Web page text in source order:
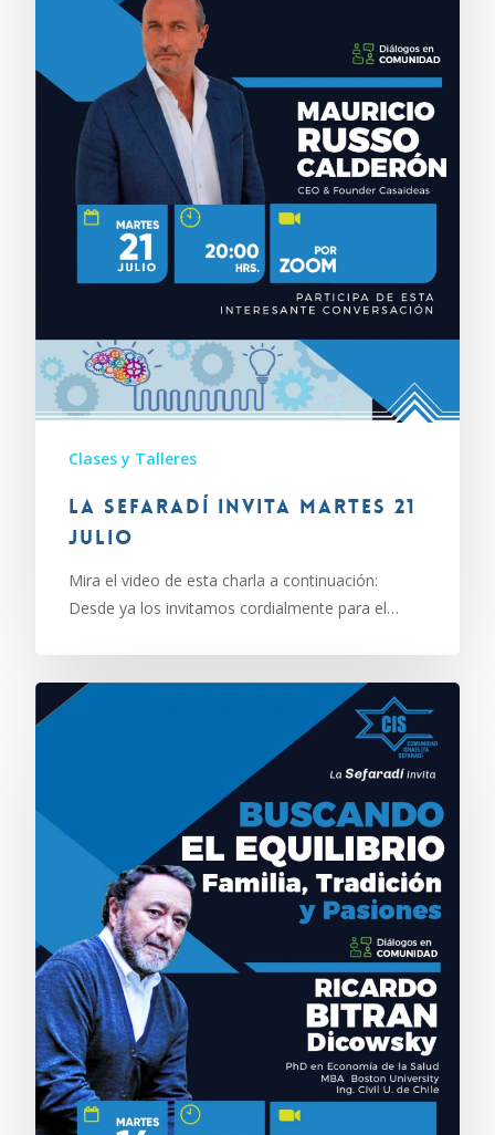
Clases y Talleres
La Sefaradí invita martes 21
julio
Mira el video de esta charla a continuación:
Desde ya los invitamos cordialmente para el…